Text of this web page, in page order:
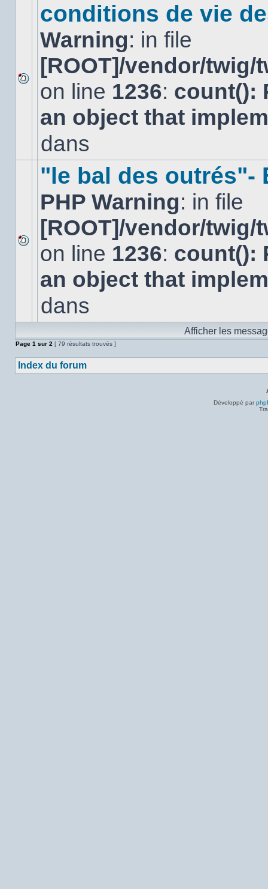
Aucun
nouveau
message
non-
dans
conditions de vie
Warning: in file
[ROOT]/vendor/
on line 1236: count():
an object that
dans
Aucun
nouveau
message
non-
dans
"le bal des outrés"-
PHP Warning: in file
[ROOT]/vendor/
on line 1236: count():
an object that
dans
Afficher les
Page 1 sur 2 [ 79 résultats trouvés ]
Index du forum
Développé par